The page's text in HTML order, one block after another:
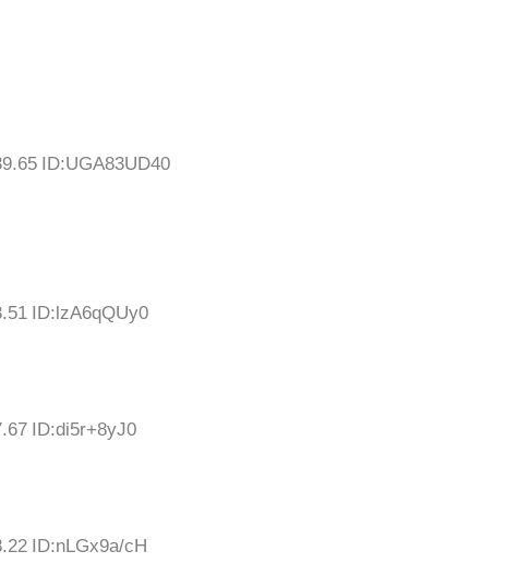
ID:UGA83UD40
ID:lzA6qQUy0
ID:di5r+8yJ0
ID:nLGx9a/cH